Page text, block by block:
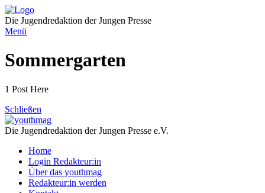
Direkt
zum
Inhalt
Die Jugendredaktion der Jungen Presse
Menü
Sommergarten
1 Post Here
Schließen
Die Jugendredaktion der Jungen Presse e.V.
Home
Login Redakteur:in
Über das youthmag
Redakteur:in werden